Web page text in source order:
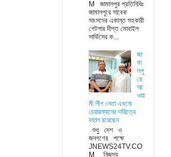
M জামালপুর প্রতিনিধিঃ
জামালপুরে সাবেক
সাংসদের একান্ত সহকারী
গেটপার দীপ্ত মোবাইল
সার্ভিসের ক...
জা
মা
লপু
রে
আ
ওয়া
মী লীগ নেতা এখনো
চেয়ারম্যানের দায়িত্বে
বহাল রয়েছেন
শুধু দেশ ও
জনগণের পক্ষে
JNEWS24TV.CO
M নিজস্ব